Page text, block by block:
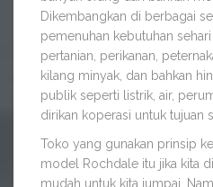
Dikembangkan di berbagai
pemenuhan kebutuhan sehari
pertanian, perikanan,
kilang minyak, dan bahkan
publik seperti listrik, air,
dirikan koperasi untuk tujuan
Toko yang gunakan prinsip
model Rochdale itu jika kita
mudah untuk kita jumpai.